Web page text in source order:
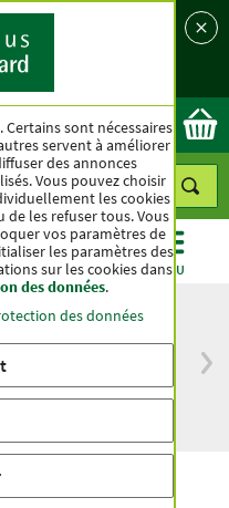
Ok
BEST-SELLER MENU
gamme depuis
sont nécessaires
servent à améliorer
des annonces
Vous pouvez choisir
les cookies
de les refuser tous. Vous
vos paramètres de
les paramètres des
sur les cookies dans
des données.
des données